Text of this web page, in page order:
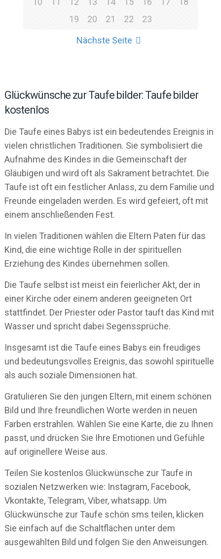
19
20 21 22 23
Nächste Seite
Glückwünsche zur Taufe bilder: Taufe bilder
kostenlos
Die Taufe eines Babys ist ein bedeutendes Ereignis in
vielen christlichen Traditionen. Sie symbolisiert die
Aufnahme des Kindes in die Gemeinschaft der
Gläubigen und wird oft als Sakrament betrachtet. Die
Taufe ist oft ein festlicher Anlass, zu dem Familie und
Freunde eingeladen werden. Es wird gefeiert, oft mit
einem anschließenden Fest.
In vielen Traditionen wählen die Eltern Paten für das
Kind, die eine wichtige Rolle in der spirituellen
Erziehung des Kindes übernehmen sollen.
Die Taufe selbst ist meist ein feierlicher Akt, der in
einer Kirche oder einem anderen geeigneten Ort
stattfindet. Der Priester oder Pastor tauft das Kind mit
Wasser und spricht dabei Segenssprüche.
Insgesamt ist die Taufe eines Babys ein freudiges
und bedeutungsvolles Ereignis, das sowohl spirituelle
als auch soziale Dimensionen hat.
Gratulieren Sie den jungen Eltern, mit einem schönen
Bild und Ihre freundlichen Worte werden in neuen
Farben erstrahlen. Wählen Sie eine Karte, die zu Ihnen
passt, und drücken Sie Ihre Emotionen und Gefühle
auf originellere Weise aus.
Teilen Sie kostenlos Glückwünsche zur Taufe in
sozialen Netzwerken wie: Instagram, Facebook,
Vkontakte, Telegram, Viber, whatsapp. Um
Glückwünsche zur Taufe schön sms teilen, klicken
Sie einfach auf die Schaltflächen unter dem
ausgewählten Bild und folgen Sie den Anweisungen.